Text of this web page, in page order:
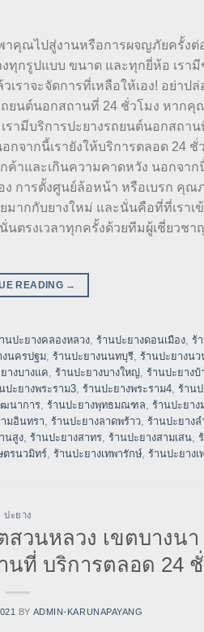
คุณไปสู่งานหรือการผจญภัยครั้งต่
กรูปแบบ ขนาด และทุกยี่ห้อ เรา
าจะจัดการที่เหลือให้เอง! อย่าป
ยนต์นอกสถานที่ 24 ชั่วโมง หาก
เรามีบริการปะยางรถยนต์นอกสถ
กจากนี้เรายังให้บริการตลอด 24
าและเกินความคาดหวัง นอกจาก
การตั้งศูนย์ล้อหน้า หรือเบรก คุณ
ากกับยางใหม่ และนั่นคือที่ที่เราเ
นตรงเวลาทุกครั้งด้วยทีมผู้เชี่ยวช
READING →
นปะยางคลองหลวง, ร้านปะยางดอนเมือง, ร้
งนครปฐม, ร้านปะยางนนทบุรี, ร้านปะยางน
างบางแค, ร้านปะยางบางใหญ่, ร้านปะยาง
ปะยางพระราม3, ร้านปะยางพระราม4, ร้าน
ฒนาการ, ร้านปะยางพุทธมณฑล, ร้านปะยาง
มอินทรา, ร้านปะยางลาดพร้าว, ร้านปะยางล
นสูง, ร้านปะยางสาทร, ร้านปะยางสามเสน,
ตรนวมิทร์, ร้านปะยางเทพารักษ์, ร้านปะยาง
ปะยาง
วนหลวง เขตบางนา
ที่ บริการตลอด 24
BY ADMIN-KARUNAPAYANG